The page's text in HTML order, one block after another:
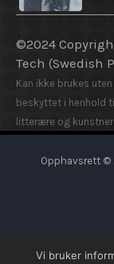
©2024
Tech (Swedish
Kan ikke brukes
beskyttet i henhold
litterære og
Opphavsrett ©
Vi bruker